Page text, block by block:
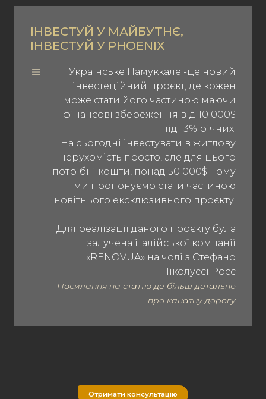
ІНВЕСТУЙ У МАЙБУТНЄ,
ІНВЕСТУЙ У PHOENIX
Українське Памуккале -це новий
інвестеційний проєкт, де кожен
може стати його частиною маючи
фінансові збереження від 10 000$
під 13% річних.
На сьогодні інвестувати в житлову
нерухомість просто, але для цього
потрібні кошти, понад 50 000$. Тому
ми пропонуємо стати частиною
новітнього ексклюзивного проєкту.
Для реалізації даного проєкту була
залучена італійської компанії
«RENOVUA» на чолі з Стефано
Ніколуссі Росс
Посилання на статтю де більш детально
про канатну дорогу
Отримати консультацію